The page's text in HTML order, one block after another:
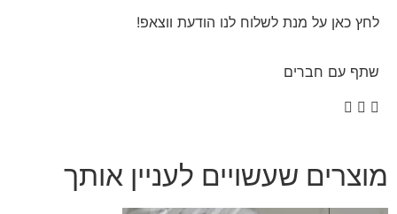
לחץ כאן על מנת לשלוח לנו הודעת ווצאפ!
שתף עם חברים
מוצרים שעשויים לעניין אותך